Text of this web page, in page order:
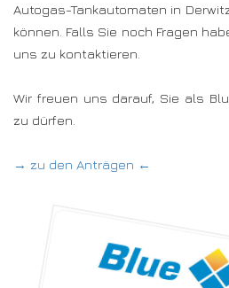
Autogas-Tankautomaten in
können. Falls Sie noch Fragen
uns zu kontaktieren.
Wir freuen uns darauf, Sie als
zu dürfen.
→ zu den Anträgen ←